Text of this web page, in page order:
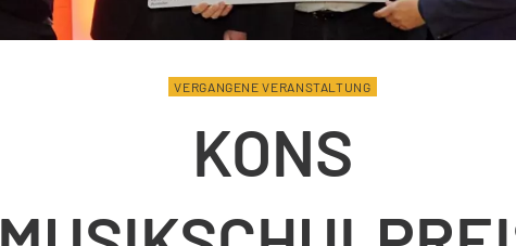
VERGANGENE VERANSTALTUNG
KONS